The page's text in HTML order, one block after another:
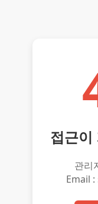
접근이
관리
Email